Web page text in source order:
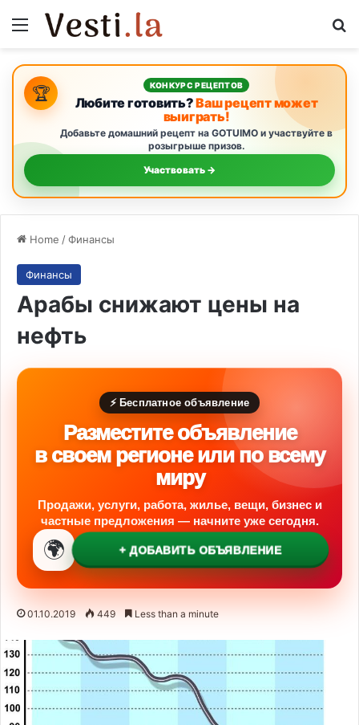
Menu
🏆 КОНКУРС РЕЦЕПТОВ
Любите готовить?Ваш рецепт может
выиграть!
Добавьте домашний рецепт на GOTUIMO и участвуйте в
розыгрыше призов.
Участвовать →
Home /Финансы
Финансы
Арабы снижают цены на
нефть
⚡ Бесплатное объявление
Разместите объявление
в своем регионе или по всему
миру
Продажи, услуги, работа, жилье, вещи, бизнес и
частные предложения — начните уже сегодня.
🌍 + ДОБАВИТЬ ОБЪЯВЛЕНИЕ
01.10.2019 449 Less than a minute